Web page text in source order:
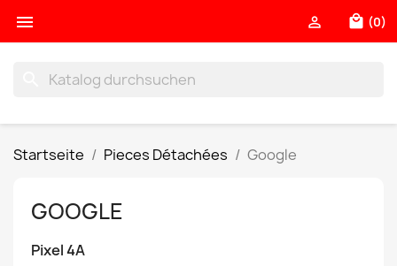
 local_mall (0)

Startseite Pieces Détachées Google
GOOGLE
Pixel 4A